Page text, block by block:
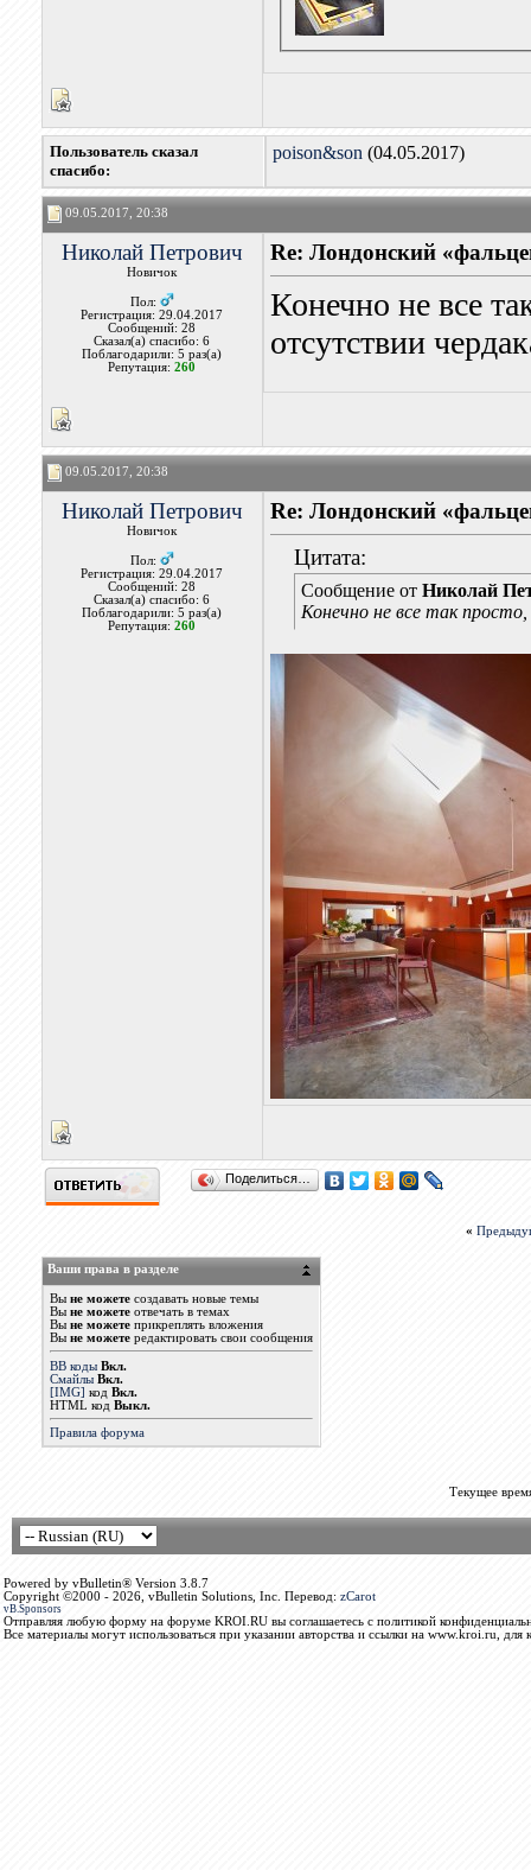
Пользователь сказал
cпасибо:
poison&son (04.05.2017)
09.05.2017, 20:38
Николай Петрович
Новичок
Пол:
Регистрация: 29.04.2017
Сообщений: 28
Сказал(а) спасибо: 6
Поблагодарили: 5 раз(а)
Репутация:260
Re: Лондонский
Конечно не все
отсутствии
09.05.2017, 20:38
Николай Петрович
Новичок
Пол:
Регистрация: 29.04.2017
Сообщений: 28
Сказал(а) спасибо: 6
Поблагодарили: 5 раз(а)
Репутация:260
Re: Лондонский
Цитата:
Сообщение от Николай
Конечно не все так
Поделиться…
«
Ваши права в разделе
Вы не можетесоздавать новые темы
Вы не можетеотвечать в темах
Вы не можетеприкреплять вложения
Вы не можетередактировать свои сообщения
BB коды Вкл.
Смайлы Вкл.
[IMG] код Вкл.
HTML код Выкл.
Правила форума
Текущее
Powered by vBulletin® Version 3.8.7
Copyright ©2000 - 2026, vBulletin Solutions, Inc. Перевод: zCarot
vB.Sponsors
Отправляя любую форму на форуме KROI.RU вы соглашаетесь с политикой
Все материалы могут использоваться при указании авторства и ссылки на www.kroi.ru, для